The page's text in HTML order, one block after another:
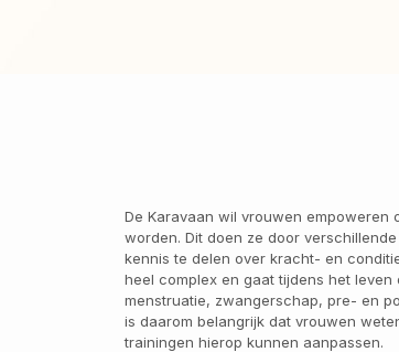
De Karavaan wil vrouwen empoweren
worden. Dit doen ze door
kennis te delen over kracht- en
heel complex en gaat tijdens het
menstruatie, zwangerschap, pre- en
is daarom belangrijk dat vrouwen
trainingen hierop kunnen aanpassen.